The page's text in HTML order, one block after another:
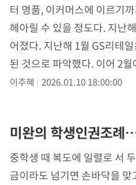
4053명 발생 1850명 사망
터 명품, 이커머스에 이르기
헤아릴 수 있을 정도다. 지난
어졌다. 지난해 1월 GS리테
된 것으로 파악했다. 이어 2
이주혜 2026.01.10 18:00:00
미완의 학생인권조례
중학생 때 복도에 일렬로 서
금이라도 넘기면 손바닥을